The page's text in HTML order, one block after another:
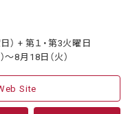
） + 第１・第3火曜日
〜8月18日（火）
Site